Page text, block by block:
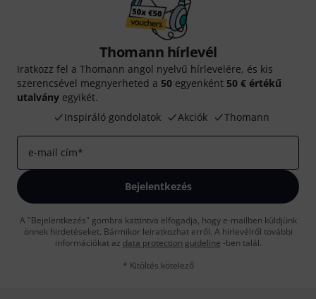
Thomann hírlevél
Iratkozz fel a Thomann angol nyelvű hírlevelére, és kis
szerencsével megnyerheted a 50 egyenként 50 € értékű
utalvány egyikét.
Inspiráló gondolatok
Akciók Thomann
e-mail cím*
Bejelentkezés
A "Bejelentkezés" gombra kattintva elfogadja, hogy e-mailben küldjünk
önnek hirdetéseket. Bármikor leiratkozhat erről. A hírlevélről további
információkat az data protection guideline -ben talál.
* Kitöltés kötelező